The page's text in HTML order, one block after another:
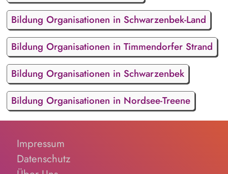
Bildung Organisationen in Schwarzenbek-Land
Bildung Organisationen in Timmendorfer Strand
Bildung Organisationen in Schwarzenbek
Bildung Organisationen in Nordsee-Treene
Impressum
Datenschutz